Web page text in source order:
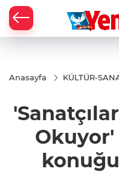
Anasayfa KÜLTÜR-